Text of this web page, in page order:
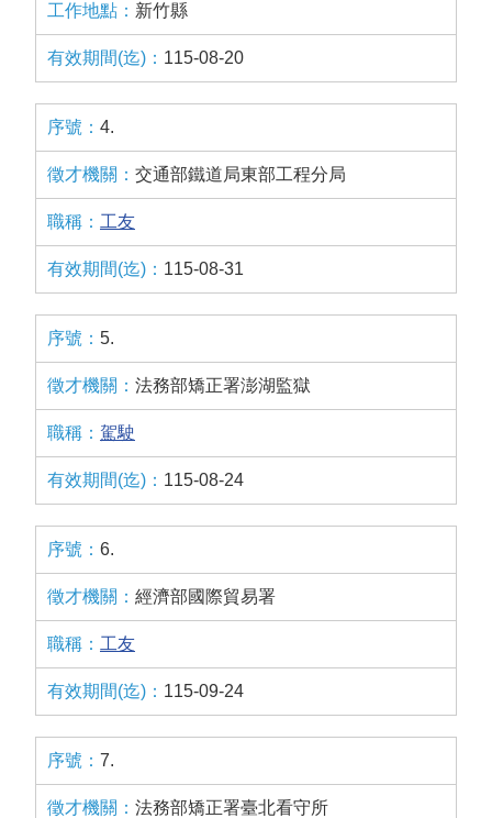
新竹縣
115-08-20
4.
交通部鐵道局東部工程分局
工友
115-08-31
5.
法務部矯正署澎湖監獄
駕駛
115-08-24
6.
經濟部國際貿易署
工友
115-09-24
7.
法務部矯正署臺北看守所